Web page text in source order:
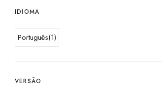
IDIOMA
Português(1)
VERSÃO